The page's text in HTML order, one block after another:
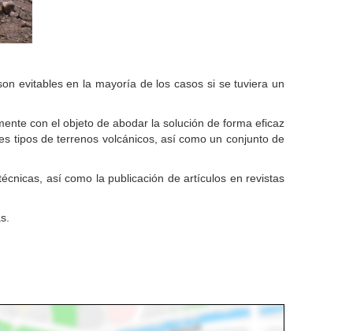
evitables en la mayoría de los casos si se tuviera un
con el objeto de abodar la solución de forma eficaz
tipos de terrenos volcánicos, así como un conjunto de
así como la publicación de artículos en revistas